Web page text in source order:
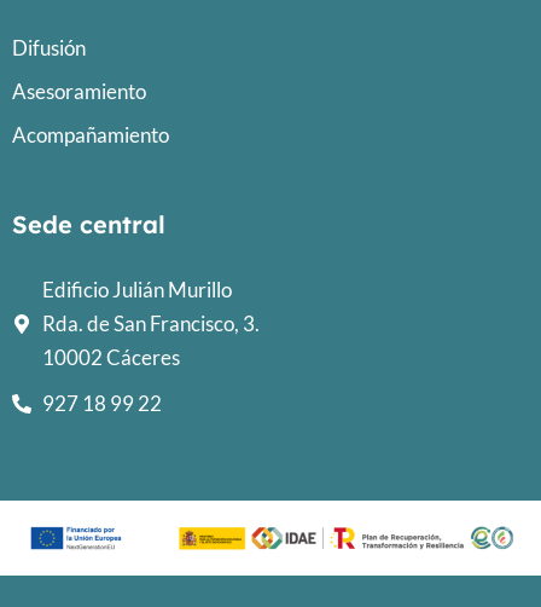
Difusión
Asesoramiento
Acompañamiento
Sede central
Edificio Julián Murillo
Rda. de San Francisco, 3.
10002 Cáceres
927 18 99 22